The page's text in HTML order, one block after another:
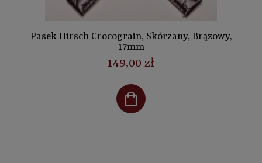
Pasek Hirsch Crocograin, Skórzany, Brązowy,
17mm
149,00 zł